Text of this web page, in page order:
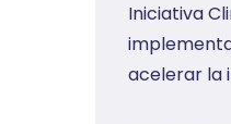
Iniciativa
acelerar la